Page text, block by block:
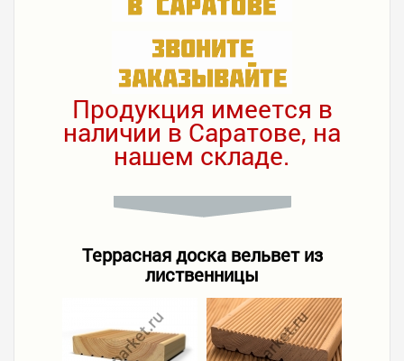
КОНТАКТЫ
ПОЛЕЗНОЕ
Продукция имеется в
наличии в Саратове, на
нашем складе.
Террасная доска вельвет из
лиственницы